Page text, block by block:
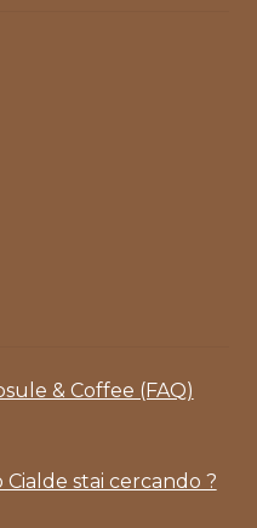
& Coffee (FAQ)
stai cercando ?